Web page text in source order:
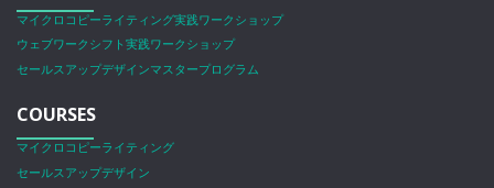
マイクロコピーライティング実践ワークショップ
ウェブワークシフト実践ワークショップ
セールスアップデザインマスタープログラム
COURSES
マイクロコピーライティング
セールスアップデザイン